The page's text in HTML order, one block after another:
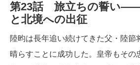
第23話 旅立ちの誓い
と北境への出征
陸昀は長年追い続けてきた父・陸節
晴らすことに成功した。皇帝もその